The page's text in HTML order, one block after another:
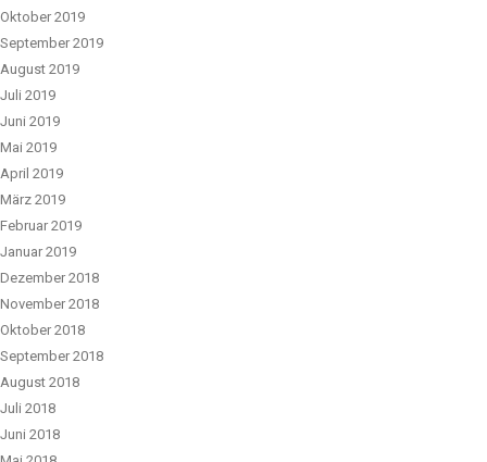
Oktober 2019
September 2019
August 2019
Juli 2019
Juni 2019
Mai 2019
April 2019
März 2019
Februar 2019
Januar 2019
Dezember 2018
November 2018
Oktober 2018
September 2018
August 2018
Juli 2018
Juni 2018